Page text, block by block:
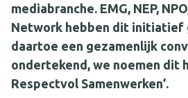
mediabranche. EMG, NEP,
Network hebben dit initiatief
daartoe een gezamenlijk
ondertekend, we noemen dit
Respectvol Samenwerken’.